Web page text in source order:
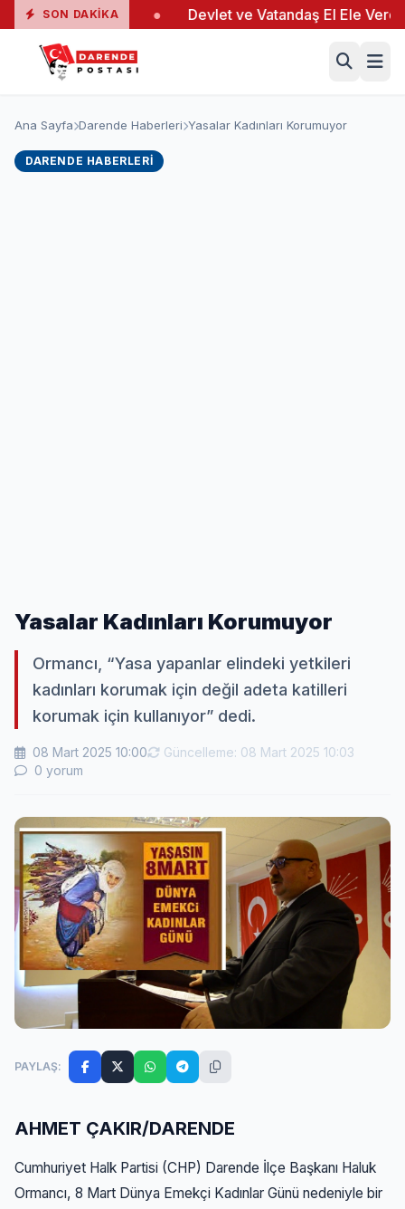
SON DAKIKA
19 Yaralı ● Devlet ve Vatandaş El Ele Verdi ●
Ana Sayfa Darende Haberleri Yasalar Kadınları Korumuyor
DARENDE HABERLERI
Yasalar Kadınları Korumuyor
Ormancı, “Yasa yapanlar elindeki yetkileri
kadınları korumak için değil adeta katilleri
korumak için kullanıyor” dedi.
08 Mart 2025 10:00
Güncelleme: 08 Mart 2025 10:03
0 yorum
PAYLAŞ:
AHMET ÇAKIR/DARENDE
Cumhuriyet Halk Partisi (CHP) Darende İlçe Başkanı Haluk
Ormancı, 8 Mart Dünya Emekçi Kadınlar Günü nedeniyle bir